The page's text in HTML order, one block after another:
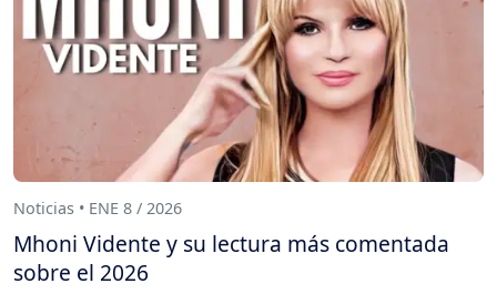
Noticias • ENE 8 / 2026
Mhoni Vidente y su lectura más comentada
sobre el 2026